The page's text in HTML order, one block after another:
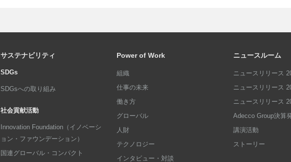
サステナビリティ
SDGs
SDGsへの取り組み
社会貢献活動
Innovation Foundation（イノベーシ
ョン・ファウンデーション）
国連グローバル・コンパクト
Power of Work
組織
仕事の未来
働き方
グローバル
人財
テクノロジー
インタビュー・対談
ニュースルーム
ニュースリリース
ニュースリリース
ニュースリリース
Adecco Group決算
講演活動
ストーリー